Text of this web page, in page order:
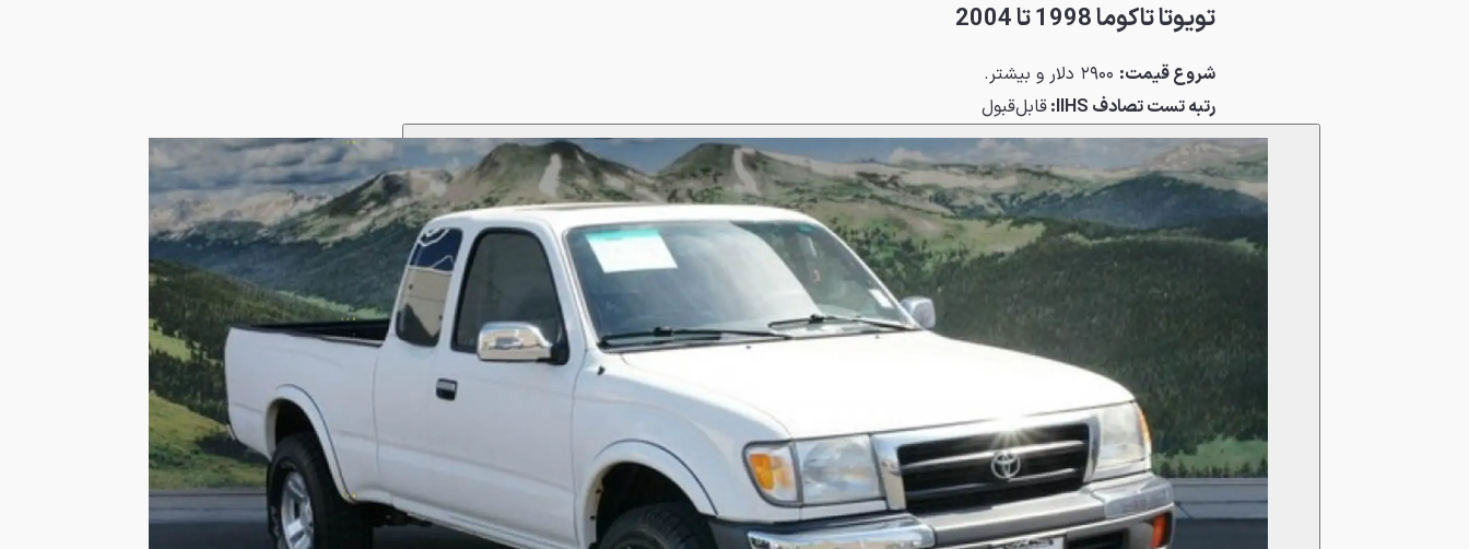
تویوتا تاکوما 1998 تا 2004
شروع قیمت:
رتبه تست تصادف IIHS
:قابل‌‌قبول